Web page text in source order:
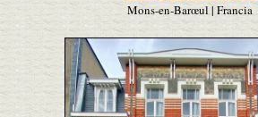
Mons-en-Barœul | Francia